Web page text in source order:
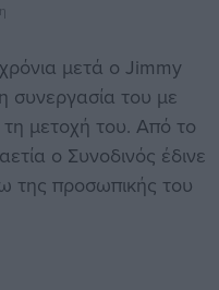
μετά ο Jimmy
του με
μετοχή του. Από το
ο Συνοδινός έδινε
της προσωπικής του